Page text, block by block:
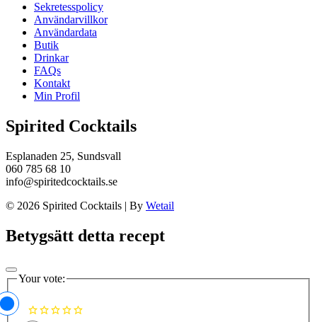
Sekretesspolicy
Användarvillkor
Användardata
Butik
Drinkar
FAQs
Kontakt
Min Profil
Spirited Cocktails
Esplanaden 25, Sundsvall
060 785 68 10
info@spiritedcocktails.se
© 2026 Spirited Cocktails | By Wetail
Betygsätt detta recept
Your vote: